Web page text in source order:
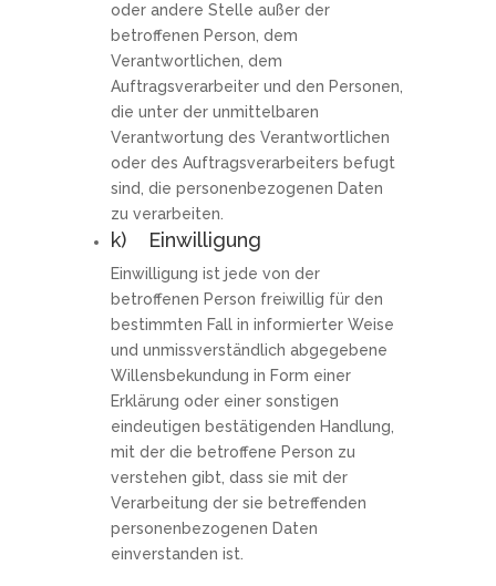
oder andere Stelle außer der
betroffenen Person, dem
Verantwortlichen, dem
Auftragsverarbeiter und den Personen,
die unter der unmittelbaren
Verantwortung des Verantwortlichen
oder des Auftragsverarbeiters befugt
sind, die personenbezogenen Daten
zu verarbeiten.
k) Einwilligung
Einwilligung ist jede von der
betroffenen Person freiwillig für den
bestimmten Fall in informierter Weise
und unmissverständlich abgegebene
Willensbekundung in Form einer
Erklärung oder einer sonstigen
eindeutigen bestätigenden Handlung,
mit der die betroffene Person zu
verstehen gibt, dass sie mit der
Verarbeitung der sie betreffenden
personenbezogenen Daten
einverstanden ist.